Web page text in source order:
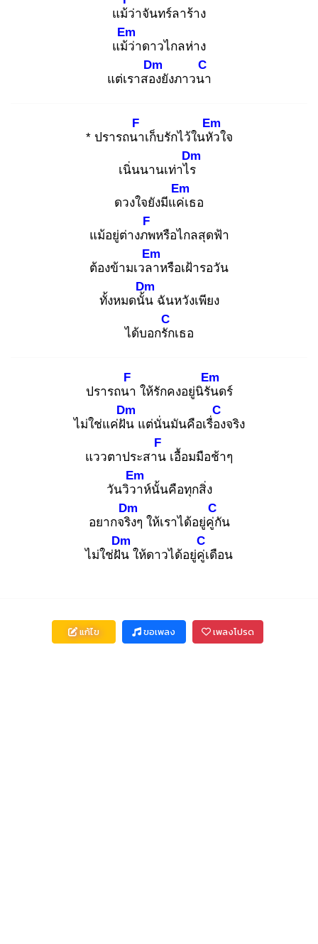
แม้ว่าจันทร์ลาร้าง
แม้ว่
Em
าดาวไกลห่าง
แต่เราสอง
Dm
ยังภาวนา
C
* ปรารถนา
F
เก็บรักไว้ในหัว
Em
ใจ
เนิ่นนานเท่าไร
Dm
ดวงใจยังมีแค่เ
Em
ธอ
แม้อยู่ต่างภพ
F
หรือไกลสุดฟ้า
ต้องข้ามเวลา
Em
หรือเฝ้ารอวัน
ทั้งหมดนั้น
Dm
ฉันหวังเพียง
ได้บอกรัก
C
เธอ
ปรารถนา
F
ให้รักคงอยู่นิรัน
Em
ดร์
ไม่ใช่แค่ฝัน
Dm
แต่นั่นมันคือเรื่อง
C
จริง
แววตาประสาน
F
เอื้อมมือช้าๆ
วันวิวา
Em
ห์นั้นคือทุกสิ่ง
อยากจริง
Dm
ๆ ให้เราได้อยู่คู่กั
C
น
ไม่ใช่ฝัน
Dm
ให้ดาวได้อยู่คู่เ
C
ดือน
แก้ไข ขอเพลง เพลงโปรด